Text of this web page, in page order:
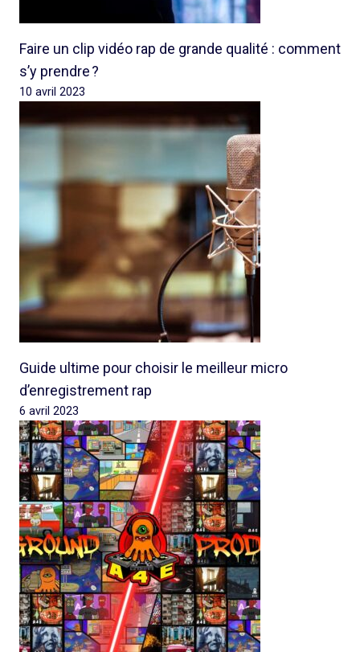
Faire un clip vidéo rap de grande qualité : comment
s’y prendre ?
10 avril 2023
Guide ultime pour choisir le meilleur micro
d’enregistrement rap
6 avril 2023